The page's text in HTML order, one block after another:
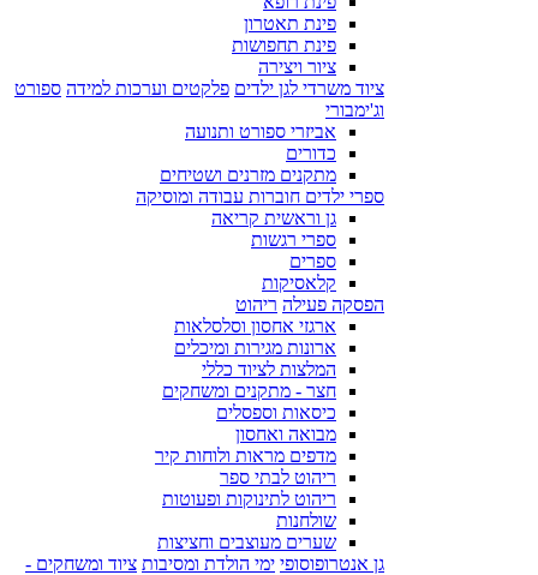
פינת תאטרון
פינת תחפושות
ציור ויצירה
ציוד משרדי לגן ילדים פלקטים וערכות למידה ספורט
וג'ימבורי
אביזרי ספורט ותנועה
כדורים
מתקנים מזרנים ושטיחים
ספרי ילדים חוברות עבודה ומוסיקה
גן וראשית קריאה
ספרי רגשות
ספרים
קלאסיקות
הפסקה פעילה ריהוט
ארגזי אחסון וסלסלאות
ארונות מגירות ומיכלים
המלצות לציוד כללי
חצר - מתקנים ומשחקים
כיסאות וספסלים
מבואה ואחסון
מדפים מראות ולוחות קיר
ריהוט לבתי ספר
ריהוט לתינוקות ופעוטות
שולחנות
שערים מעוצבים וחציצות
גן אנטרופוסופי ימי הולדת ומסיבות ציוד ומשחקים -